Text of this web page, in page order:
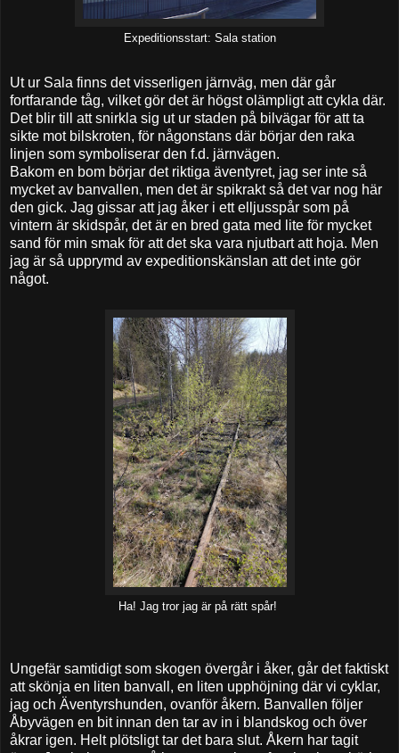
Expeditionsstart: Sala station
Ut ur Sala finns det visserligen järnväg, men där går
fortfarande tåg, vilket gör det är högst olämpligt att cykla där.
Det blir till att snirkla sig ut ur staden på bilvägar för att ta
sikte mot bilskroten, för någonstans där börjar den raka
linjen som symboliserar den f.d. järnvägen.
Bakom en bom börjar det riktiga äventyret, jag ser inte så
mycket av banvallen, men det är spikrakt så det var nog här
den gick. Jag gissar att jag åker i ett elljusspår som på
vintern är skidspår, det är en bred gata med lite för mycket
sand för min smak för att det ska vara njutbart att hoja. Men
jag är så upprymd av expeditionskänslan att det inte gör
något.
Ha! Jag tror jag är på rätt spår!
Ungefär samtidigt som skogen övergår i åker, går det faktiskt
att skönja en liten banvall, en liten upphöjning där vi cyklar,
jag och Äventyrshunden, ovanför åkern. Banvallen följer
Åbyvägen en bit innan den tar av in i blandskog och över
åkrar igen. Helt plötsligt tar det bara slut. Åkern har tagit